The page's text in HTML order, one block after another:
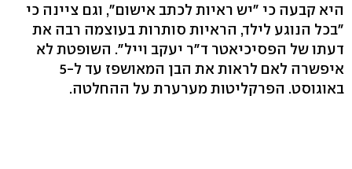
היא קבעה כי "יש ראיות לכתב אישום", וגם ציינה כי
"בכל הנוגע לילד, הראיות סותרות בעוצמה רבה את
דעתו של הפסיכיאטר ד"ר יעקב וייל". השופטת לא
איפשרה לאם לראות את הבן המאושפז עד ל-5
באוגוסט. הפרקליטות מערערת על ההחלטה.